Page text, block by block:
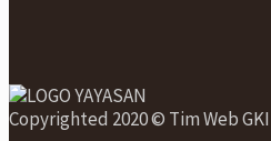
Copyrighted 2020 © Tim Web